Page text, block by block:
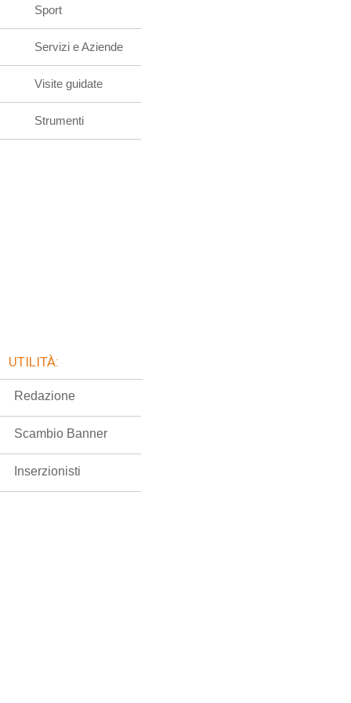
Sport
Servizi e Aziende
Visite guidate
Strumenti
UTILITÀ:
Redazione
Scambio Banner
Inserzionisti